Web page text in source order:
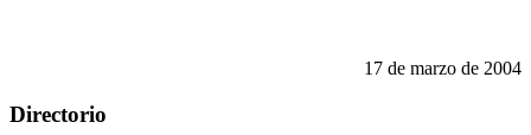
17 de marzo de 2004
Directorio